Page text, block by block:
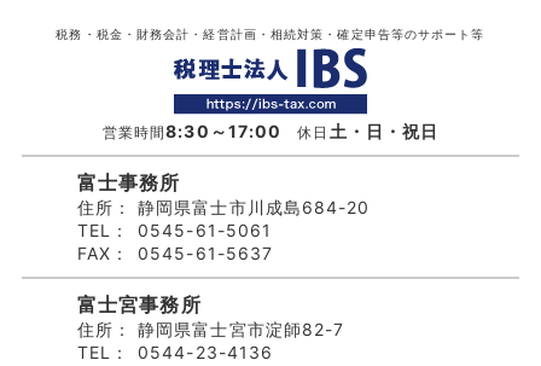
税務・税金・財務会計・経営計画・相続対策・確定申告等のサポート等
営業時間8:30～17:00 休日 土・日・祝日
富士事務所
住所：
静岡県富士市川成島684-20
TEL：
0545-61-5061
FAX：
0545-61-5637
富士宮事務所
住所：
静岡県富士宮市淀師82-7
TEL：
0544-23-4136